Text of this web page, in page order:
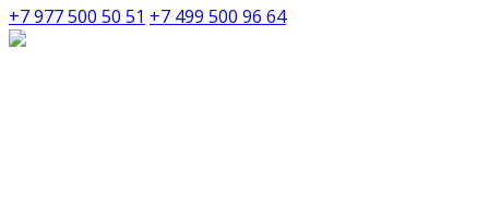
+7 977 500 50 51 +7 499 500 96 64